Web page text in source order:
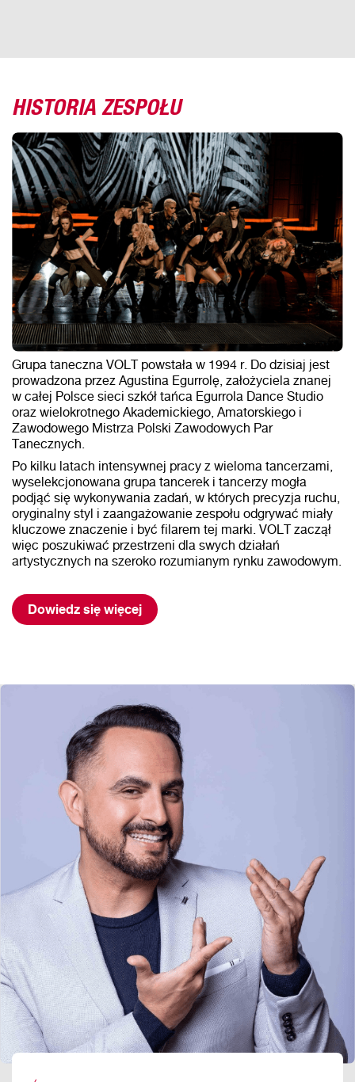
HISTORIA ZESPOŁU
Grupa taneczna VOLT powstała w 1994 r. Do dzisiaj jest
prowadzona przez Agustina Egurrolę, założyciela znanej
w całej Polsce sieci szkół tańca Egurrola Dance Studio
oraz wielokrotnego Akademickiego, Amatorskiego i
Zawodowego Mistrza Polski Zawodowych Par
Tanecznych.
Po kilku latach intensywnej pracy z wieloma tancerzami,
wyselekcjonowana grupa tancerek i tancerzy mogła
podjąć się wykonywania zadań, w których precyzja ruchu,
oryginalny styl i zaangażowanie zespołu odgrywać miały
kluczowe znaczenie i być filarem tej marki. VOLT zaczął
więc poszukiwać przestrzeni dla swych działań
artystycznych na szeroko rozumianym rynku zawodowym.
Dowiedz się więcej